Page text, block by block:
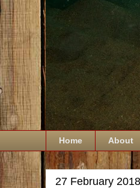
Home About
27 February 2018